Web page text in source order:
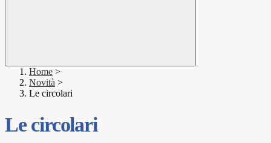
Home >
Novità >
Le circolari
Le circolari